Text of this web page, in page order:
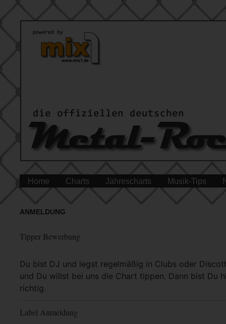
Home Charts Jahrescharts Musik-Tips
ANMELDUNG
Tipper Bewerbung
Du bist DJ und legst regelmäßig in Clubs oder
und Du willst bei uns die Chart tippen. Dann bist Du
richtig.
Mehr Info
Label Anmeldung
Mehr Info